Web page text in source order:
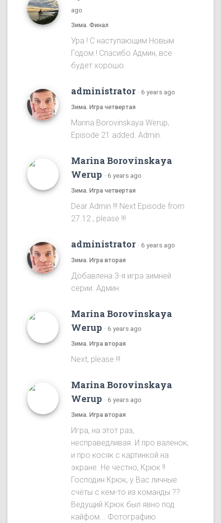
ago
Зима. Финал
Ура ! С наступающим Новым
Годом ! Спасибо Админ, все
будет хорошо.
administrator · 6 years ago
Зима. Игра четвертая
Marina Borovinskaya Werup,
Episode 21 added. Admin.
Marina Borovinskaya
Werup · 6 years ago
Зима. Игра четвертая
Dear Admin !!! Next Episode from
27.12., please !!!
administrator · 6 years ago
Зима. Игра вторая
Добавлена 3-я игра зимней
серии. Админ.
Marina Borovinskaya
Werup · 6 years ago
Зима. Игра вторая
Next, please !!!
Marina Borovinskaya
Werup · 6 years ago
Зима. Игра вторая
Игра, на этот раз,
несправедливая. И про валенок,
и про косяк с картинкой на
экране. Не честно, Крюк !!
Господин Крюк, у Вас личные
счёты с кем-то из команды ??
Ведущий Крюк был явнo под
кайфом... Фотографию